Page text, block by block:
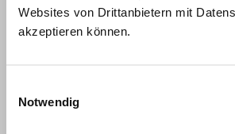
Websites von Drittanbietern mit
akzeptieren können.
Notwendig